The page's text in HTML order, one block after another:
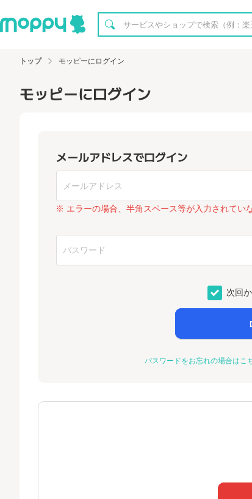
トップ モッピーにログイン
モッピーにログイン
メールアドレスでログイン
※ エラーの場合、半角スペース等が入力されてい
次回
パスワードをお忘れの場合はこ